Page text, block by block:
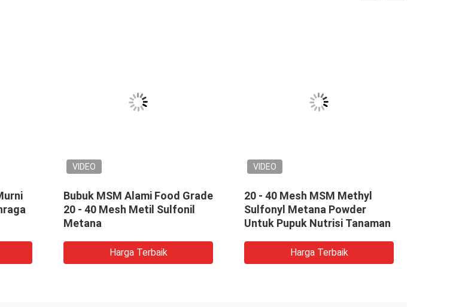
VIDEO
Bubuk MSM Alami Food Grade
20 - 40 Mesh Metil Sulfonil
Metana
Harga Terbaik
VIDEO
20 - 40 Mesh MSM Methyl
Sulfonyl Metana Powder
Untuk Pupuk Nutrisi Tanaman
Harga Terbaik